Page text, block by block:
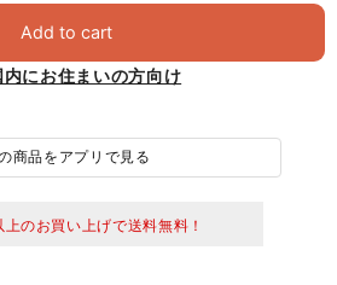
Add to cart
内にお住まいの方向け
商品をアプリで見る
のお買い上げで送料無料！